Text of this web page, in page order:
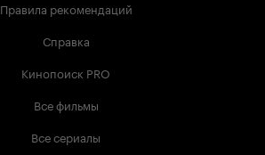
Правила рекомендаций
Справка
Кинопоиск PRO
Все фильмы
Все сериалы